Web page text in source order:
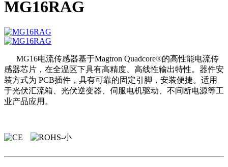
MG16RAG
MG16电流传感器基于Magtron Quadcore®的高性能电流传
感器芯片，在全温区下具有高精度、高线性输出特性。器件安
装方式为 PCB插件，具有可靠的固定引脚，安装便捷。适用
于光伏汇流箱、光伏逆变器、伺服电机驱动、不间断电源等工
业产品应用。